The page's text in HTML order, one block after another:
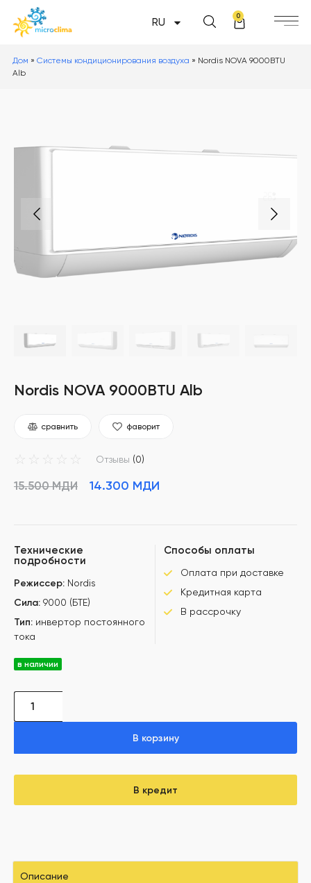
RU
0
Дом » Системы кондиционирования воздуха » Nordis NOVA 9000BTU
Alb
Nordis NOVA 9000BTU Alb
сравнить фаворит
☆ ☆ ☆ ☆ ☆ Отзывы (0)
15.500МДИ 14.300 МДИ
Технические
подробности
Режиссер: Nordis
Сила: 9000 (БТЕ)
Тип: инвертор постоянного
тока
Способы оплаты
Оплата при доставке
Кредитная карта
В рассрочку
в наличии
В корзину
В кредит
Описание